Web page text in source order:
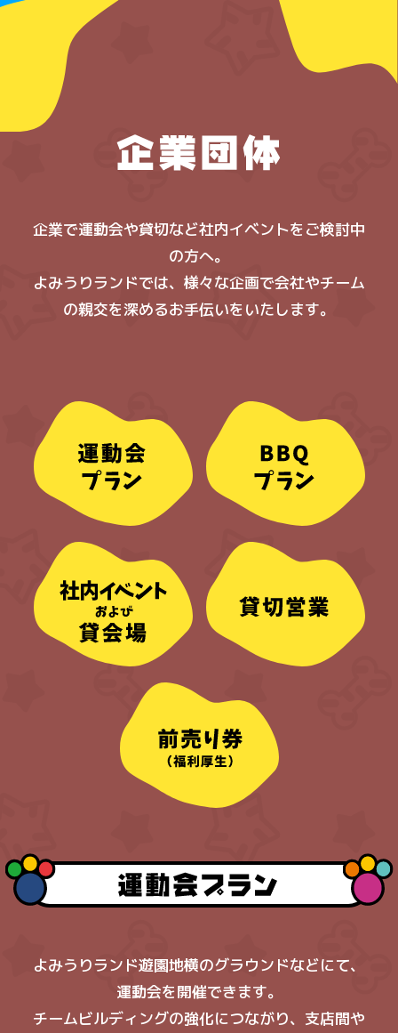
企業で運動会や貸切など社内イベントをご検討中
の方へ。
よみうりランドでは、様々な企画で会社やチーム
の親交を深めるお手伝いをいたします。
よみうりランド遊園地横のグラウンドなどにて、
運動会を開催できます。
チームビルディングの強化につながり、支店間や